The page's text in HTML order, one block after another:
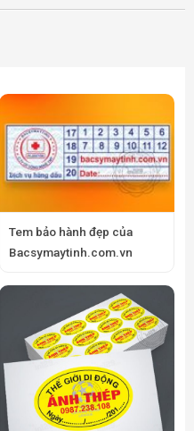
Tem bảo hành đẹp của
Bacsymaytinh.com.vn